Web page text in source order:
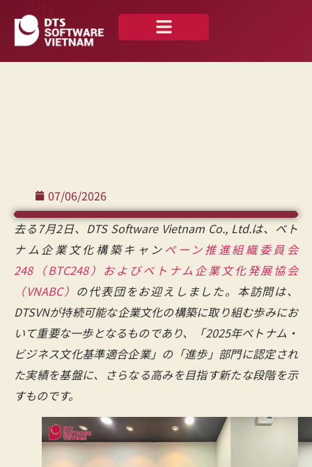
07/06/2026
去る7月2日、DTS Software Vietnam Co., Ltd.は、ベト
ナム企業文化構築キャン ペーン推進組織委員会
248（BTC248） およびベトナム企業文化発展協会
（VNABC） の代表団をお迎えしました。本訪問は、
DTSVNが持続可能な企業文化の構築に取り組む歩みにお
いて重要な一歩となるものであり、「2025年ベトナム・
ビジネス文化基準適合企業」の「進歩」部門に認定され
た実績を基盤に、さらなる高みを目指す新たな段階を示
すものです。